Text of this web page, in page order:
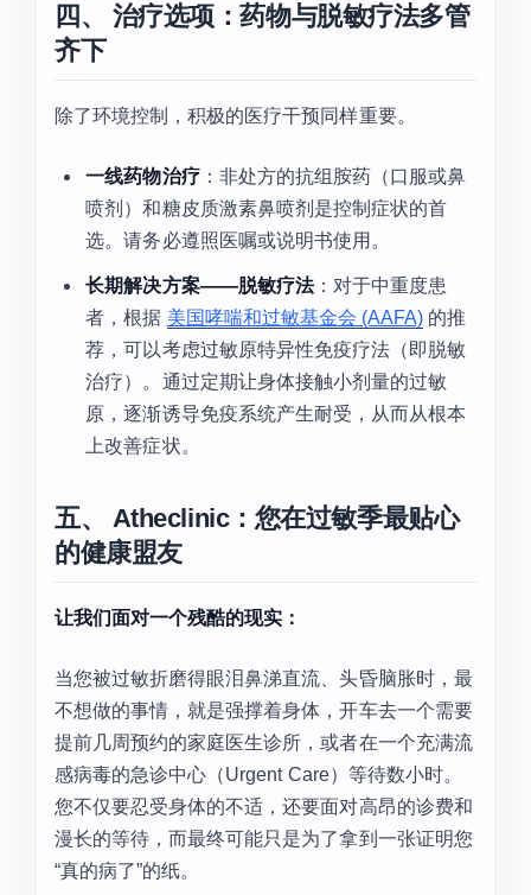
四、 治疗选项：药物与脱敏疗法多管
齐下
除了环境控制，积极的医疗干预同样重要。
一线药物治疗：非处方的抗组胺药（口服或鼻
喷剂）和糖皮质激素鼻喷剂是控制症状的首
选。请务必遵照医嘱或说明书使用。
长期解决方案——脱敏疗法：对于中重度患
者，根据 美国哮喘和过敏基金会 (AAFA) 的推
荐，可以考虑过敏原特异性免疫疗法（即脱敏
治疗）。通过定期让身体接触小剂量的过敏
原，逐渐诱导免疫系统产生耐受，从而从根本
上改善症状。
五、 Atheclinic：您在过敏季最贴心
的健康盟友
让我们面对一个残酷的现实：
当您被过敏折磨得眼泪鼻涕直流、头昏脑胀时，最
不想做的事情，就是强撑着身体，开车去一个需要
提前几周预约的家庭医生诊所，或者在一个充满流
感病毒的急诊中心（Urgent Care）等待数小时。
您不仅要忍受身体的不适，还要面对高昂的诊费和
漫长的等待，而最终可能只是为了拿到一张证明您
“真的病了”的纸。